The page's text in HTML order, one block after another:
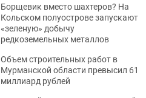
Борщевик вместо шахтеров? На
Кольском полуострове запускают
«зеленую» добычу
редкоземельных металлов
Объем строительных работ в
Мурманской области превысил 61
миллиард рублей